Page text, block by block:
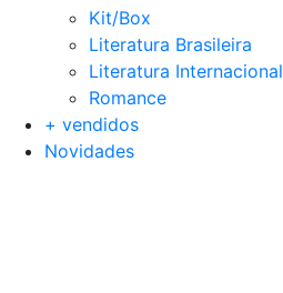
Kit/Box
Literatura Brasileira
Literatura Internacional
Romance
+ vendidos
Novidades